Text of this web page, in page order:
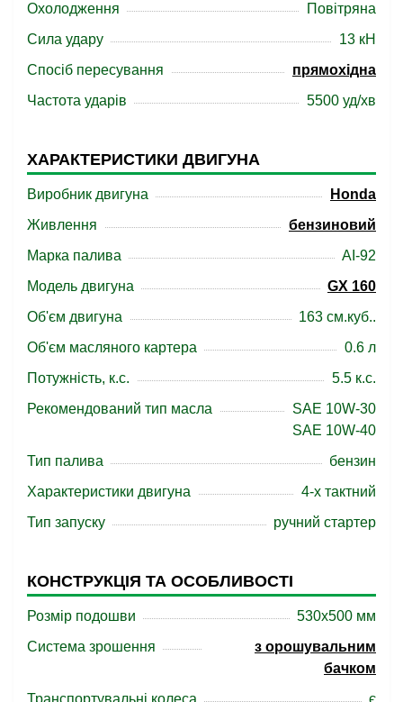
Охолодження
Повітряна
Сила удару
13 кН
Спосіб пересування
прямохідна
Частота ударів
5500 уд/хв
ХАРАКТЕРИСТИКИ ДВИГУНА
Виробник двигуна
Honda
Живлення
бензиновий
Марка палива
АІ-92
Модель двигуна
GX 160
Об'єм двигуна
163 см.куб..
Об'єм масляного картера
0.6 л
Потужність, к.с.
5.5 к.с.
Рекомендований тип масла
SAE 10W-30
SAE 10W-40
Тип палива
бензин
Характеристики двигуна
4-х тактний
Тип запуску
ручний стартер
КОНСТРУКЦІЯ ТА ОСОБЛИВОСТІ
Розмір подошви
530x500 мм
Система зрошення
з орошувальним
бачком
Транспортувальні колеса
є